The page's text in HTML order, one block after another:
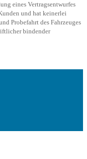
eines Vertragsentwurfes
und hat keinerlei
Probefahrt des Fahrzeuges
bindender